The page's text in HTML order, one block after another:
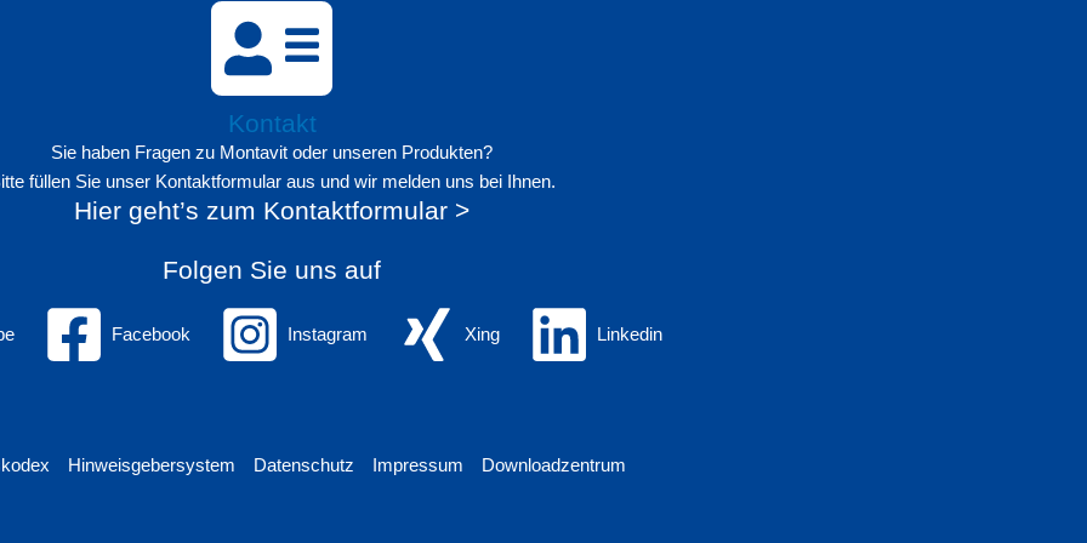
Kontakt
Sie haben Fragen zu Montavit oder unseren Produkten?
füllen Sie unser Kontaktformular aus und wir melden uns bei Ihnen.
Hier geht’s zum Kontaktformular >
Folgen Sie uns auf
Facebook Instagram Xing Linkedin
Hinweisgebersystem Datenschutz Impressum Downloadzentrum